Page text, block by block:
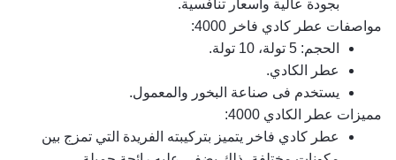
بجودة عالية وأسعار تنافسية.
مواصفات عطر كادي فاخر 4000
:
الحجم: 5 تولة، 10 تولة.
عطر الكادي.
يستخدم فى صناعة البخور والمعمول.
مميزات عطر الكادي 4000: